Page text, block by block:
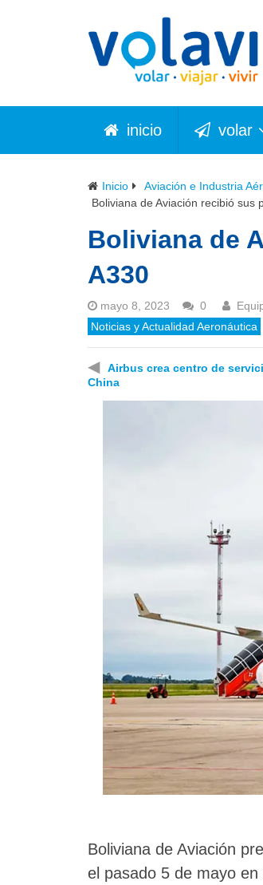
inicio volar
Inicio Aviación e Industria
Boliviana de Aviación recibió sus
Boliviana de
A330
mayo 8, 2023 0
Noticias y Actualidad Aeronáutica
◀
Airbus crea centro de
China
Boliviana de Aviación
el pasado 5 de mayo